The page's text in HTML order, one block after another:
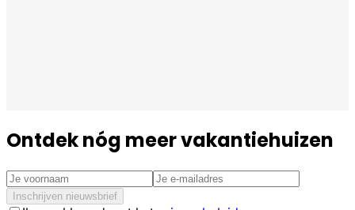
Ontdek nóg meer vakantiehuizen
Inschrijven nieuwsbrief